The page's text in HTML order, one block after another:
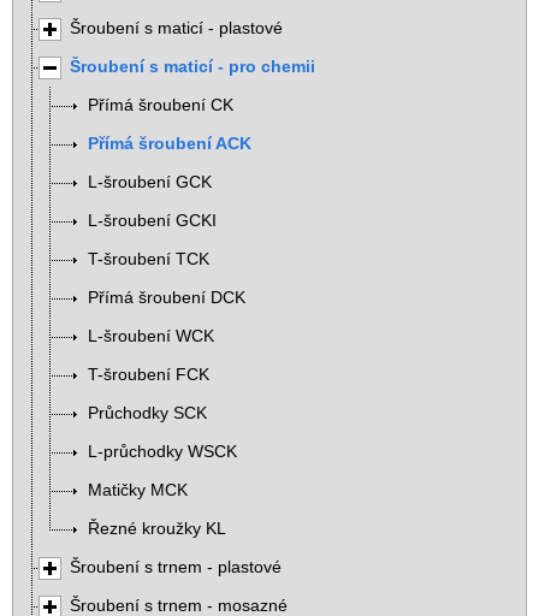
Šroubení s maticí - plastové
Šroubení s maticí - pro chemii
Přímá šroubení CK
Přímá šroubení ACK
L-šroubení GCK
L-šroubení GCKI
T-šroubení TCK
Přímá šroubení DCK
L-šroubení WCK
T-šroubení FCK
Průchodky SCK
L-průchodky WSCK
Matičky MCK
Řezné kroužky KL
Šroubení s trnem - plastové
Šroubení s trnem - mosazné